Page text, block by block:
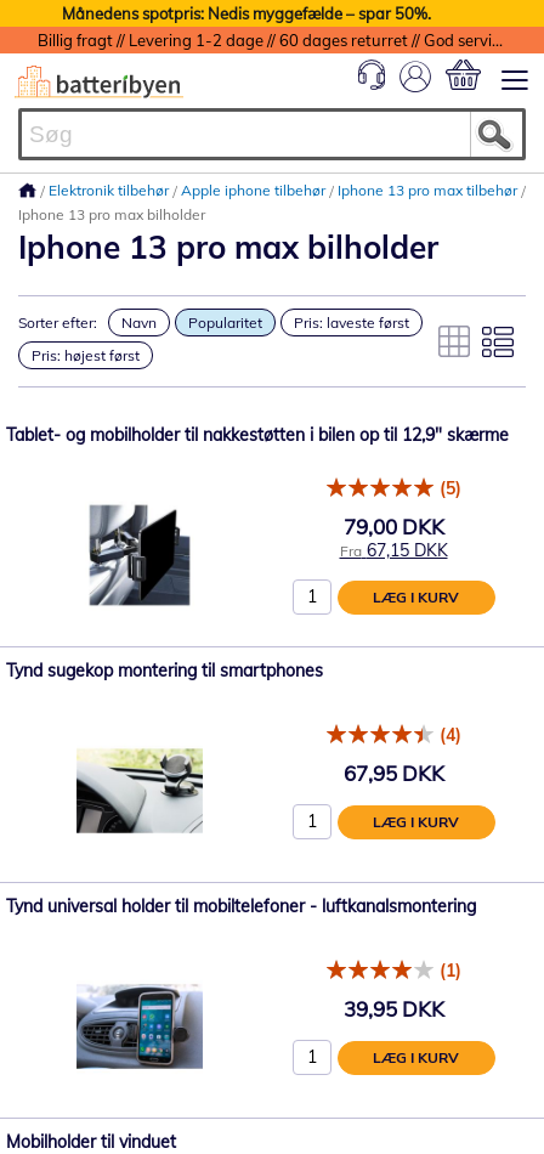
Månedens spotpris: Nedis myggefælde – spar 50%.
Billig fragt // Levering 1-2 dage // 60 dages returret // God service med garanti
Elektronik tilbehør Apple iphone tilbehør
Iphone 13 pro max tilbehør
Iphone 13 pro max bilholder
Iphone 13 pro max bilholder
Sorter efter: Navn Popularitet
Pris: laveste først
Pris: højest først
Tablet- og mobilholder til nakkestøtten i bilen op til 12,9" skærme
(5)
79,00 DKK
Fra 67,15 DKK
LÆG I KURV
Tynd sugekop montering til smartphones
(4)
67,95 DKK
LÆG I KURV
Tynd universal holder til mobiltelefoner - luftkanalsmontering
(1)
39,95 DKK
LÆG I KURV
Mobilholder til vinduet